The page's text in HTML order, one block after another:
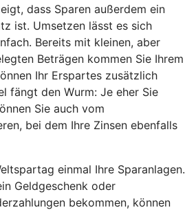
dass Sparen außerdem ein
ist. Umsetzen lässt es sich
Bereits mit kleinen, aber
Beträgen kommen Sie Ihrem
Ihr Erspartes zusätzlich
fängt den Wurm: Je eher Sie
Sie auch vom
bei dem Ihre Zinsen ebenfalls
einmal Ihre Sparanlagen.
Geldgeschenk oder
bekommen, können